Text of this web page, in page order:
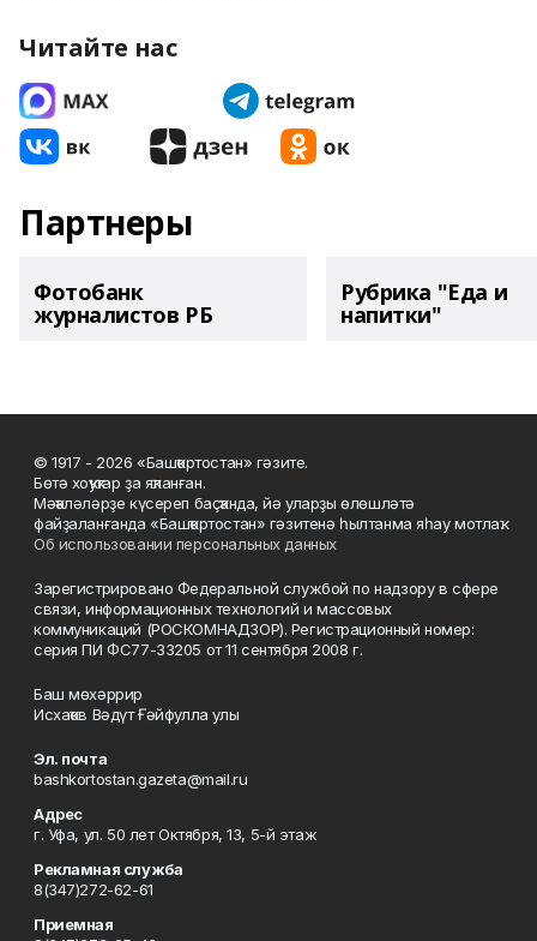
Читайте нас
Партнеры
Фотобанк
журналистов РБ
Рубрика "Еда и
напитки"
© 1917 - 2026 «Башҡортостан» гәзите.
Бөтә хоҡуҡтар ҙа яҡланған.
Мәҡәләләрҙе күсереп баҫҡанда, йә уларҙы өлөшләтә
файҙаланғанда «Башҡортостан» гәзитенә һылтанма яһау мотлаҡ.
Об использовании персональных данных
Зарегистрировано Федеральной службой по надзору в сфере
связи, информационных технологий и массовых
коммуникаций (РОСКОМНАДЗОР). Регистрационный номер:
серия ПИ ФС77-33205 от 11 сентября 2008 г.
Баш мөхәррир
Исхаҡов Вәдүт Ғәйфулла улы
Эл. почта
bashkortostan.gazeta@mail.ru
Адрес
г. Уфа, ул. 50 лет Октября, 13, 5-й этаж
Рекламная служба
8(347)272-62-61
Приемная